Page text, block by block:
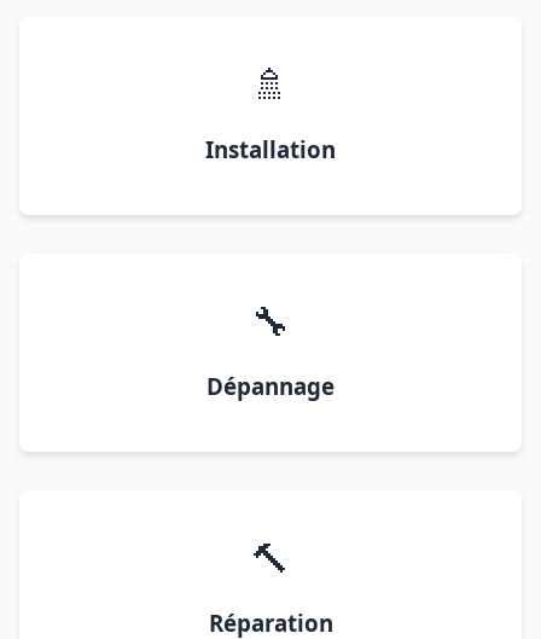
🚿
Installation
🔧
Dépannage
🔨
Réparation